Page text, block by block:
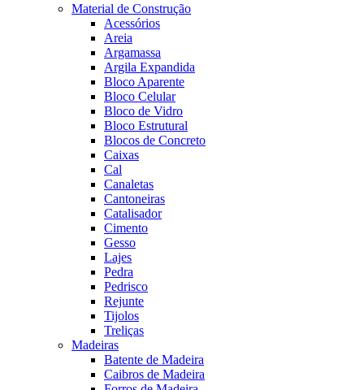
Material de Construção
Acessórios
Areia
Argamassa
Argila Expandida
Bloco Aparente
Bloco Celular
Bloco de Vidro
Bloco Estrutural
Blocos de Concreto
Caixas
Cal
Canaletas
Cantoneiras
Catalisador
Cimento
Gesso
Lajes
Pedra
Pedrisco
Rejunte
Tijolos
Treliças
Madeiras
Batente de Madeira
Caibros de Madeira